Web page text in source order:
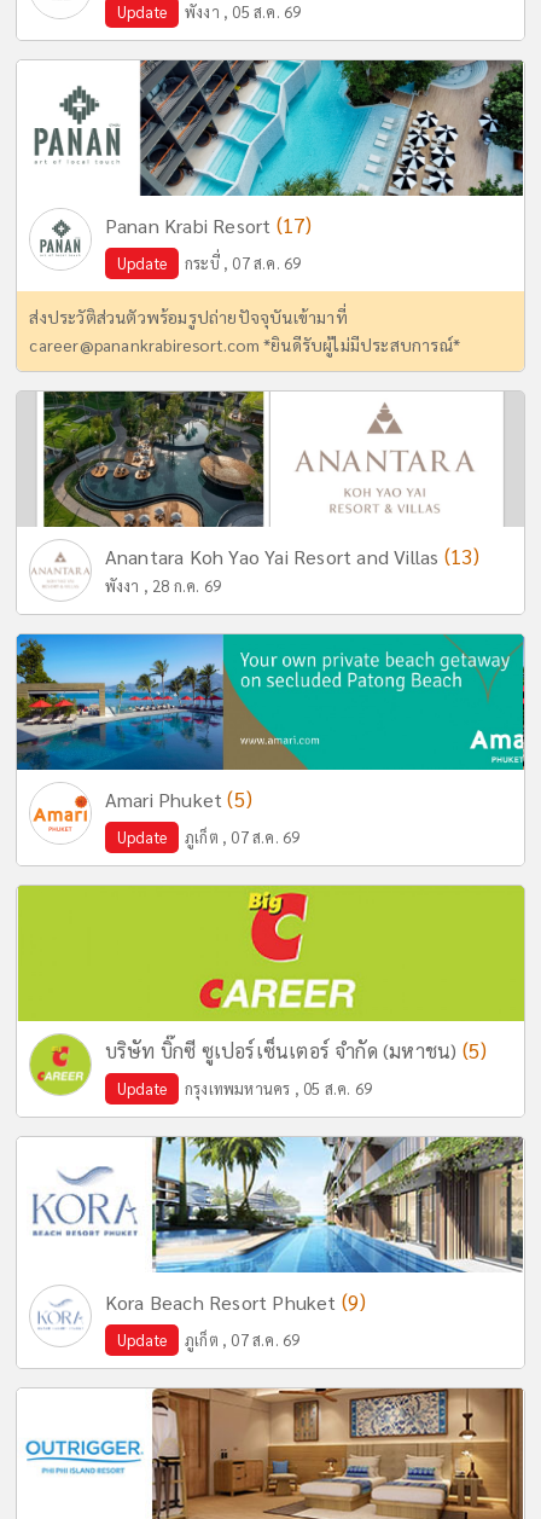
Update พังงา , 05 ส.ค. 69
Panan Krabi Resort (17)
Update กระบี่ , 07 ส.ค. 69
ส่งประวัติส่วนตัวพร้อมรูปถ่ายปัจจุบันเข้ามาที่
career@panankrabiresort.com *ยินดีรับผู้ไม่มีประสบการณ์*
Anantara Koh Yao Yai Resort and Villas (13)
พังงา , 28 ก.ค. 69
Amari Phuket(5)
Update ภูเก็ต , 07 ส.ค. 69
บริษัท บิ๊กซี ซูเปอร์เซ็นเตอร์ จำกัด (มหาชน) (5)
Update กรุงเทพมหานคร , 05 ส.ค. 69
Kora Beach Resort Phuket (9)
Update ภูเก็ต , 07 ส.ค. 69